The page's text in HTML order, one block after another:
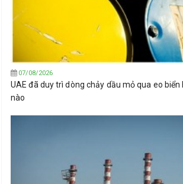
07/08/2026
UAE đã duy trì dòng chảy dầu mỏ qua eo
nào